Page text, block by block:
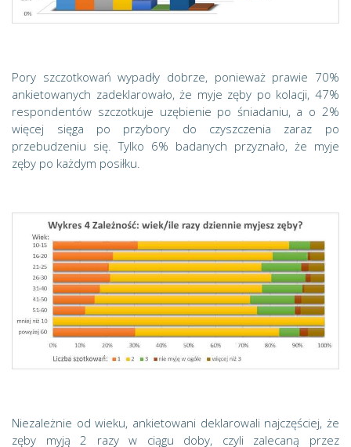
Pory szczotkowań wypadły dobrze, ponieważ prawie 70%
ankietowanych zadeklarowało, że myje zęby po kolacji, 47%
respondentów szczotkuje uzębienie po śniadaniu, a o 2%
więcej sięga po przybory do czyszczenia zaraz po
przebudzeniu się. Tylko 6% badanych przyznało, że myje
zęby po każdym posiłku.
Niezależnie od wieku, ankietowani deklarowali najczęściej, że
zęby myją 2 razy w ciągu doby, czyli zalecaną przez